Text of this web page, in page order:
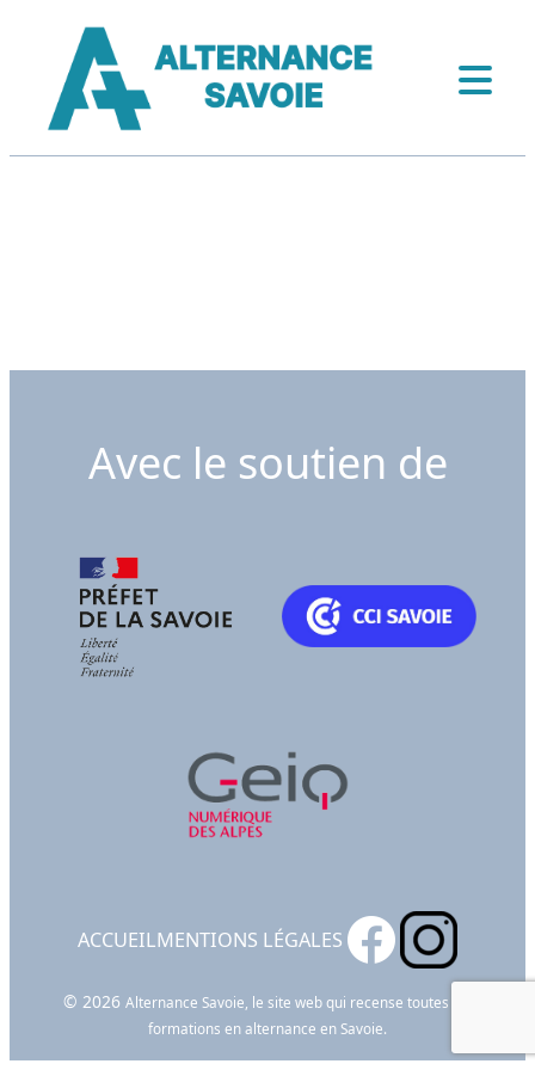
Avec le soutien de
ACCUEILMENTIONS LÉGALES
© 2026 Alternance Savoie, le site web qui recense toutes les
formations en alternance en Savoie.